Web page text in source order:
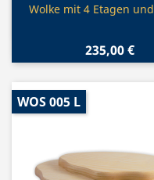
Vorschau
Wolke mit 4 Etagen
235,00 €
WOS 005 L